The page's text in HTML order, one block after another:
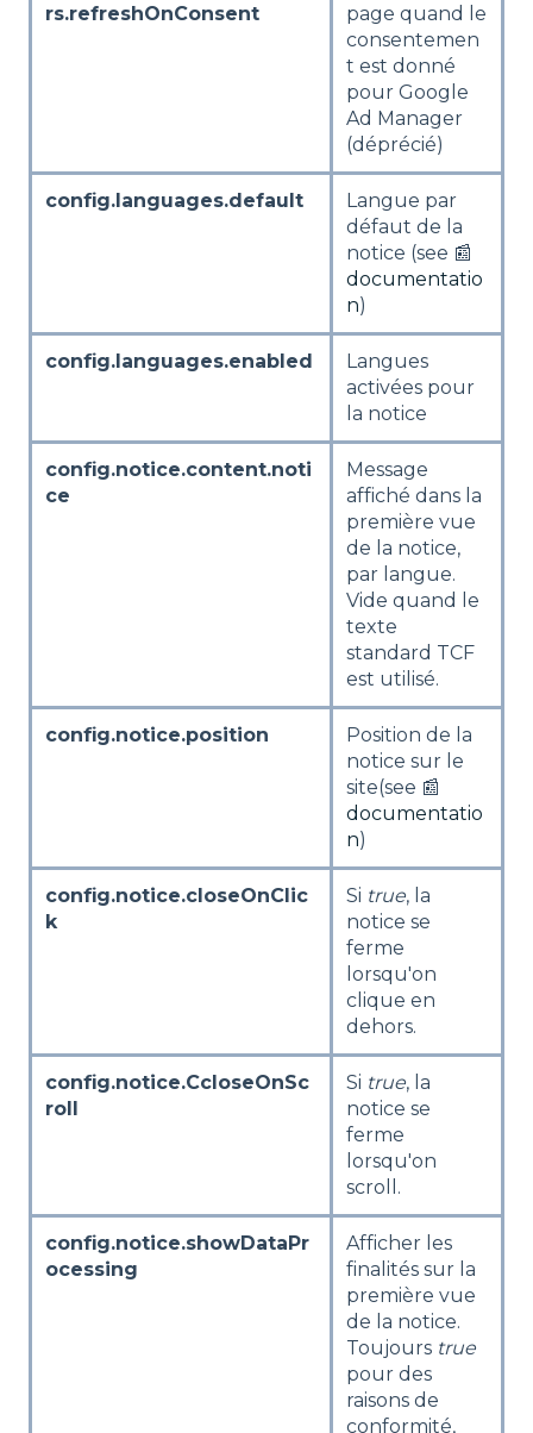
rs.refreshOnConsent
page quand le
consentemen
t est donné
pour Google
Ad Manager
(déprécié)
config.languages.default
Langue par
défaut de la
notice (see 📰
documentatio
n)
config.languages.enabled
Langues
activées pour
la notice
config.notice.content.noti
ce
Message
affiché dans la
première vue
de la notice,
par langue.
Vide quand le
texte
standard TCF
est utilisé.
config.notice.position
Position de la
notice sur le
site(see 📰
documentatio
n)
config.notice.closeOnClic
k
Si true, la
notice se
ferme
lorsqu'on
clique en
dehors.
config.notice.CcloseOnSc
roll
Si true, la
notice se
ferme
lorsqu'on
scroll.
config.notice.showDataPr
ocessing
Afficher les
finalités sur la
première vue
de la notice.
Toujours true
pour des
raisons de
conformité,